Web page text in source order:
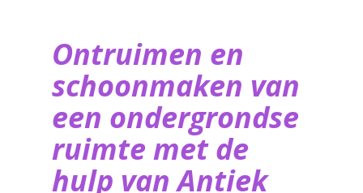
Ontruimen en
schoonmaken van
een ondergrondse
ruimte met de
hulp van ​Antiek